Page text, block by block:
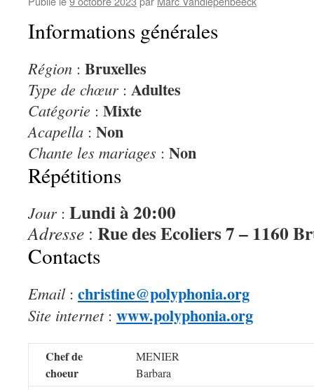
Informations générales
Région : Bruxelles
Type de chœur : Adultes
Catégorie : Mixte
Acapella : Non
Chante les mariages : Non
Répétitions
Jour : Lundi à 20:00
Adresse : Rue des Ecoliers 7 – 1160
Contacts
Email: christine@polyphonia.org
Site internet: www.polyphonia.org
Chef de
choeur
MENIER
Barbara